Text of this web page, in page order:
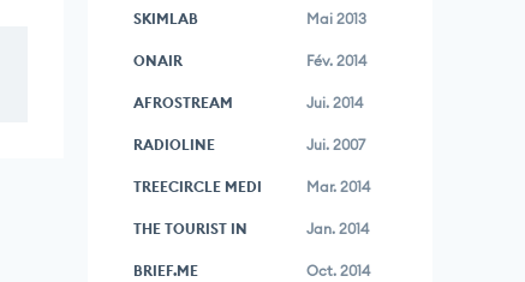
SKIMLAB Mai 2013
ONAIR Fév. 2014
AFROSTREAM Jui. 2014
RADIOLINE Jui. 2007
TREECIRCLE MEDI Mar. 2014
THE TOURIST IN Jan. 2014
BRIEF.ME Oct. 2014